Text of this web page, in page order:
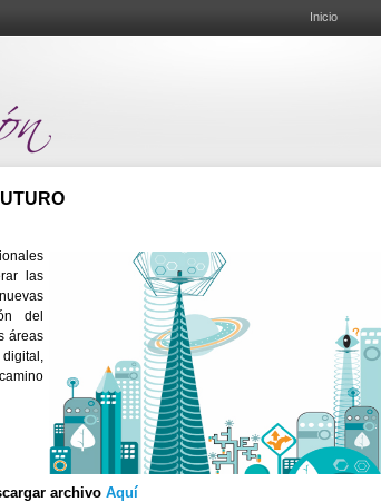
Inicio
las
del
áreas
digital,
archivo Aquí